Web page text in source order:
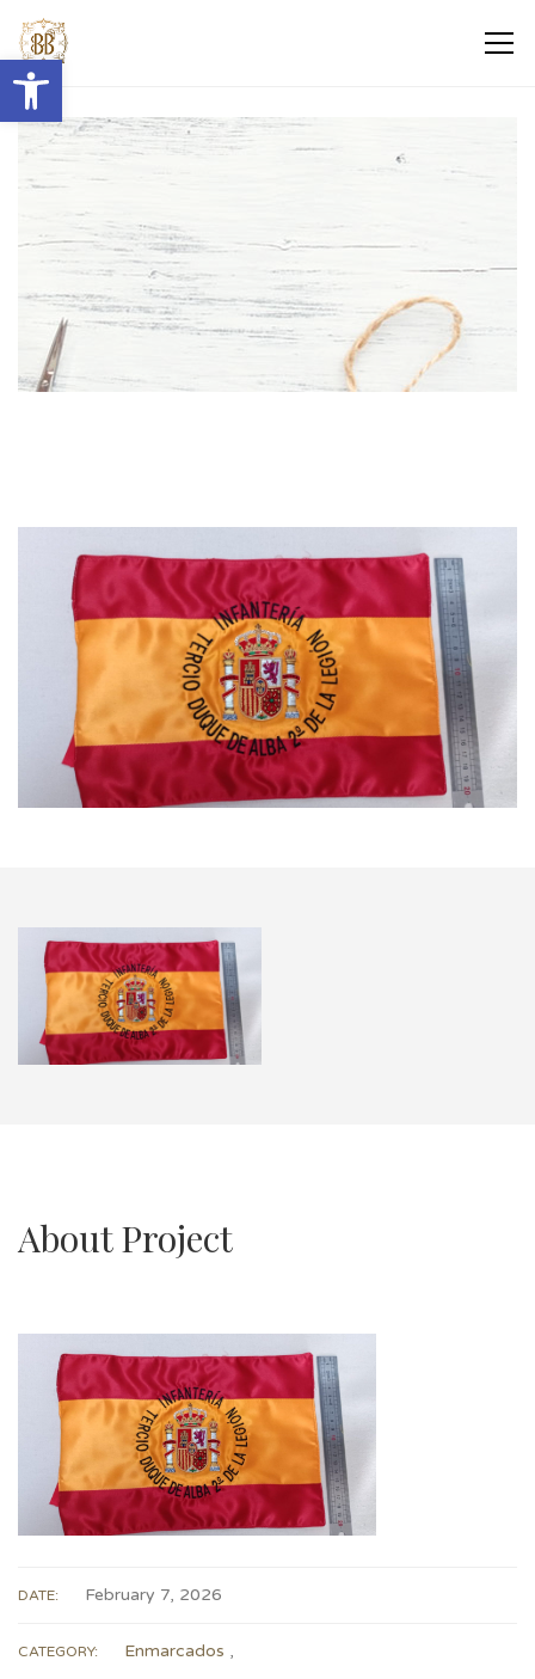
Abrir barra de herramientas
About Project
DATE: February 7, 2026
CATEGORY: Enmarcados ,